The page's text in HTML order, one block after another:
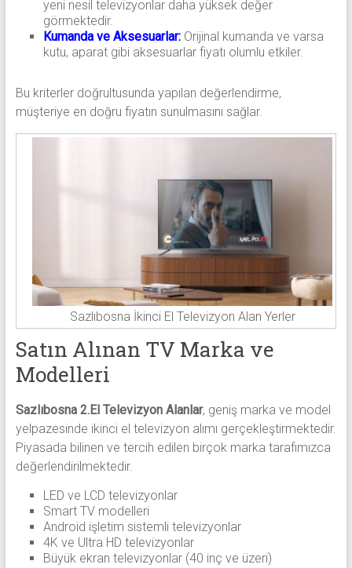
yeni nesil televizyonlar daha yüksek değer
görmektedir.
Kumanda ve Aksesuarlar:Orijinal kumanda ve varsa
kutu, aparat gibi aksesuarlar fiyatı olumlu etkiler.
Bu kriterler doğrultusunda yapılan değerlendirme,
müşteriye en doğru fiyatın sunulmasını sağlar.
Sazlıbosna İkinci El Televizyon Alan Yerler
Satın Alınan TV Marka ve
Modelleri
Sazlıbosna 2.El Televizyon Alanlar, geniş marka ve model
yelpazesinde ikinci el televizyon alımı gerçekleştirmektedir.
Piyasada bilinen ve tercih edilen birçok marka tarafımızca
değerlendirilmektedir.
LED ve LCD televizyonlar
Smart TV modelleri
Android işletim sistemli televizyonlar
4K ve Ultra HD televizyonlar
Büyük ekran televizyonlar (40 inç ve üzeri)